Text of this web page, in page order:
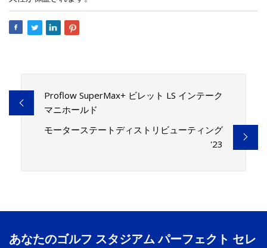
Proflow SuperMax+ ビレット LS インテーク
マニホールド
モーターステートディストリビューティング
'23
あなたのゴルフ スタジアム パーフェクト セレ